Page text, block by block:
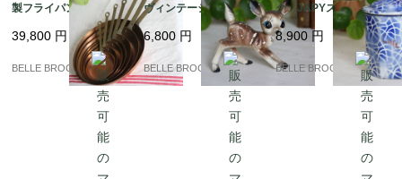
製フライパン 7点セッ
ト 蚤の市 銅鍋 コッパ
ーパン｜フランス発送
（到着まで2-3週間）
39,800 円
BELLE BROCANTE
ヴィンテージ 小鹿のフ
ィギュリン バンビ 置物
レトロ｜フランス発送
（到着まで2-3週間）
6,800 円
BELLE BROCANTE
ク JAPYスタイル ホ
ーローキャニスター "C
afé" ブルー＆ホワイト
幾何学模様（1920-30
年代頃）｜フランス発
送（到着まで2-3週間）
8,900 円
BELLE BROCANTE